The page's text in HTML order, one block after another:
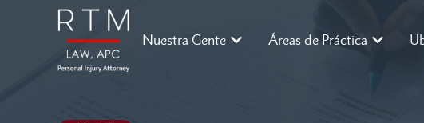
Nuestra Gente Áreas de Práctica